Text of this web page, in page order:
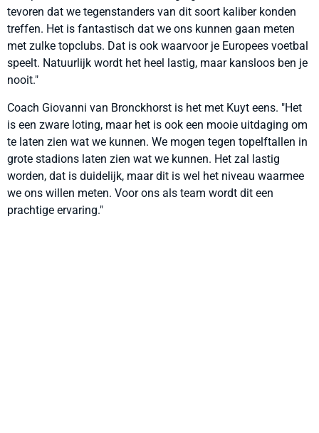
tevoren dat we tegenstanders van dit soort kaliber konden
treffen. Het is fantastisch dat we ons kunnen gaan meten
met zulke topclubs. Dat is ook waarvoor je Europees voetbal
speelt. Natuurlijk wordt het heel lastig, maar kansloos ben je
nooit."
Coach Giovanni van Bronckhorst is het met Kuyt eens. "Het
is een zware loting, maar het is ook een mooie uitdaging om
te laten zien wat we kunnen. We mogen tegen topelftallen in
grote stadions laten zien wat we kunnen. Het zal lastig
worden, dat is duidelijk, maar dit is wel het niveau waarmee
we ons willen meten. Voor ons als team wordt dit een
prachtige ervaring."